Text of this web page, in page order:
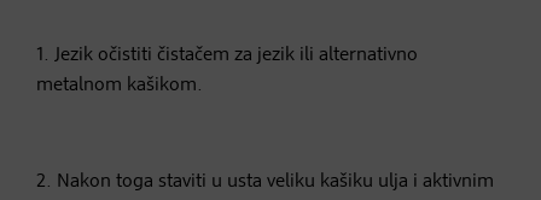
1. Jezik očistiti čistačem za jezik ili alternativno
metalnom kašikom.
2. Nakon toga staviti u usta veliku kašiku ulja i aktivnim